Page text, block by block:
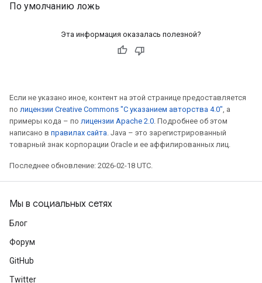
По умолчанию ложь
Эта информация оказалась полезной?
Если не указано иное, контент на этой странице предоставляется
по лицензии Creative Commons "С указанием авторства 4.0", а
примеры кода – по лицензии Apache 2.0. Подробнее об этом
написано в правилах сайта. Java – это зарегистрированный
товарный знак корпорации Oracle и ее аффилированных лиц.
Последнее обновление: 2026-02-18 UTC.
Мы в социальных сетях
Блог
Форум
GitHub
Twitter